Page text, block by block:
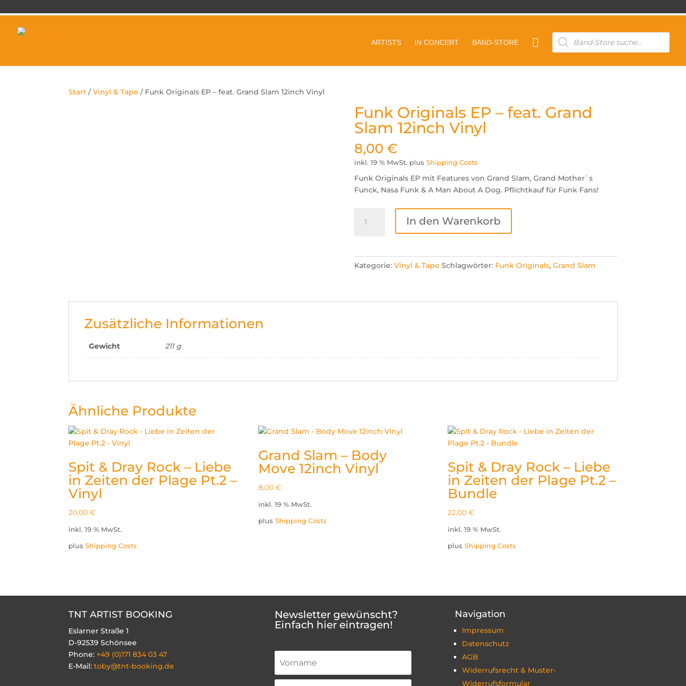
ARTISTS IN CONCERT BAND-STORE 
Products
search
Start /Vinyl & Tape / Funk Originals EP – feat. Grand Slam 12inch Vinyl
Funk Originals EP – feat. Grand
Slam 12inch Vinyl
8,00 €
inkl. 19 % MwSt. plus Shipping Costs
Funk Originals EP mit Features von Grand Slam, Grand Mother`s
Funck, Nasa Funk & A Man About A Dog. Pflichtkauf für Funk Fans!
Originals
Grand
In den Warenkorb
Kategorie: Vinyl & Tape Schlagwörter: Funk Originals, Grand Slam
Zusätzliche Informationen
Gewicht 211 g
Ähnliche Produkte
Spit & Dray Rock – Liebe
in Zeiten der Plage Pt.2 –
Vinyl
20,00€
inkl. 19 % MwSt.
plusShipping Costs
Grand Slam – Body
Move 12inch Vinyl
8,00 €
inkl. 19 % MwSt.
plus Shipping Costs
Spit & Dray Rock – Liebe
in Zeiten der Plage Pt.2 –
Bundle
22,00€
inkl. 19 % MwSt.
plusShipping Costs
TNT ARTIST BOOKING
Eslarner Straße 1
D-92539 Schönsee
Phone: +49 (0)171 834 03 47
E-Mail: toby@tnt-booking.de
Newsletter gewünscht?
Einfach hier eintragen!
Navigation
Impressum
Datenschutz
AGB
Widerrufsrecht & Muster-
Widerrufsformular